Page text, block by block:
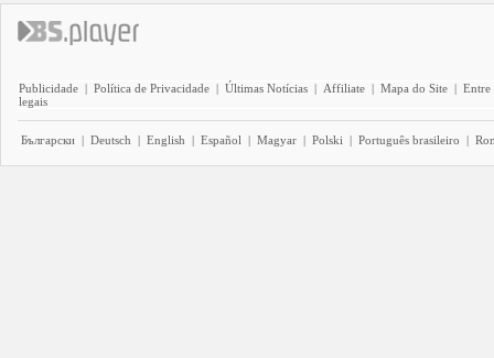
Publicidade | Política de Privacidade | Últimas Notícias | Affiliate | Mapa do Site | Entre
legais
Български | Deutsch | English | Español | Magyar | Polski | Português brasileiro |